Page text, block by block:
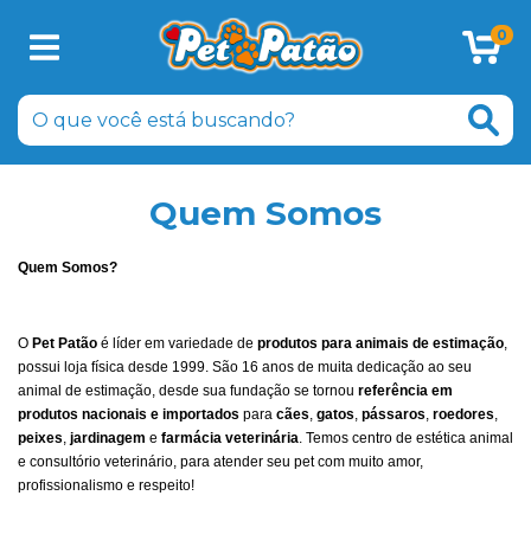
0
Quem Somos
Quem Somos?
O Pet Patão é líder em variedade de produtos para animais de estimação,
possui loja física desde 1999. São 16 anos de muita dedicação ao seu
animal de estimação, desde sua fundação se tornou referência em
produtos nacionais e importados para cães, gatos, pássaros, roedores,
peixes, jardinagem e farmácia veterinária. Temos centro de estética animal
e consultório veterinário, para atender seu pet com muito amor,
profissionalismo e respeito!